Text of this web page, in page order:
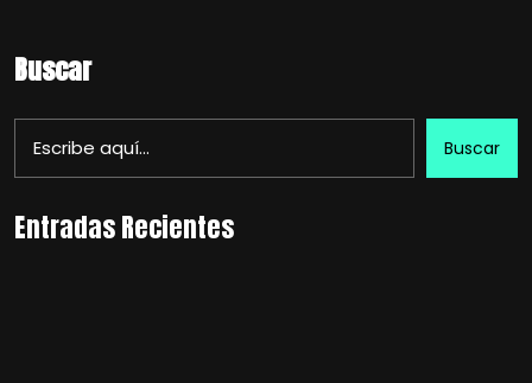
Buscar
Buscar
Entradas Recientes